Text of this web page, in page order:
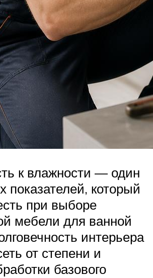
к влажности — один
показателей, который
при выборе
мебели для ванной
интерьера
от степени и
базового